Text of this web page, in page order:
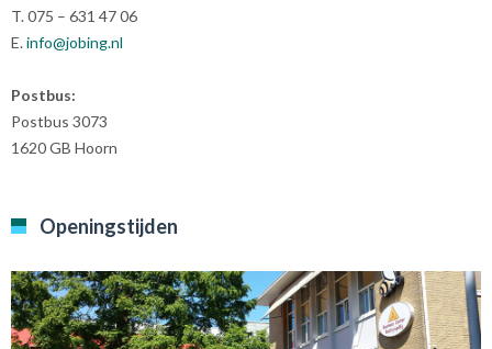
T. 075 – 631 47 06
E.info@jobing.nl
Postbus:
Postbus 3073
1620 GB Hoorn
Openingstijden